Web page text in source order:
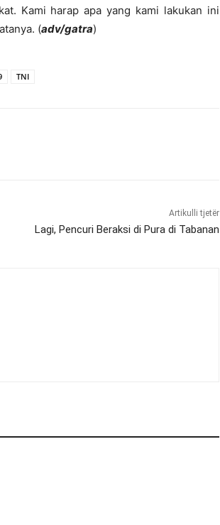
Kami harap apa yang kami lakukan ini
(adv/gatra)
TNI
Artikulli tjetër
Lagi, Pencuri Beraksi di Pura di Tabanan